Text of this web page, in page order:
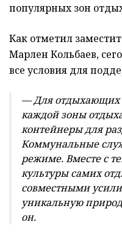
популярных зон
Как отметил
Марлен Кольбаев,
все условия для
— Для отдыхающих
каждой зоны
контейнеры для
Коммунальные
режиме. Вместе с
культуры самих
совместными
уникальную
он.